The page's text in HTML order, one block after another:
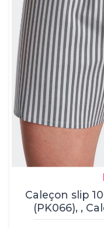
Caleçon slip
(PK066), ,